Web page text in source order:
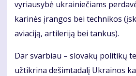
vyriausybė ukrainiečiams
karinės įrangos bei technikos
aviaciją, artileriją bei tankus).
Dar svarbiau – slovakų politikų
užtikrina dešimtadalį Ukrainos